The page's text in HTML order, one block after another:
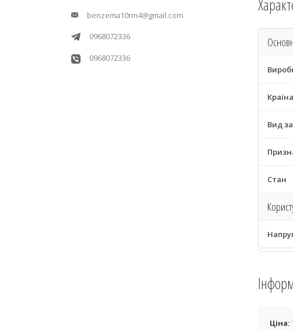
Вид
Стан
Ціна:
benzema10rm4@gmail.com
0968072336
0968072336